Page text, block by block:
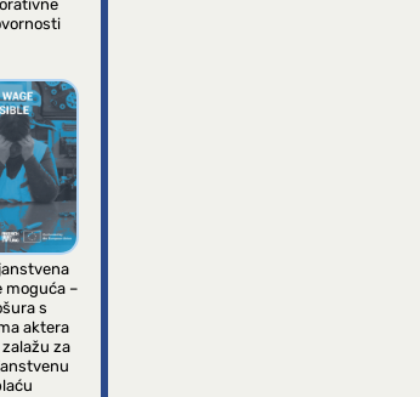
moguća –
s
aktera
zalažu za